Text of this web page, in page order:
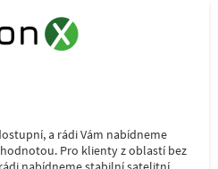
a rádi Vám nabídneme
Pro klienty z oblastí bez